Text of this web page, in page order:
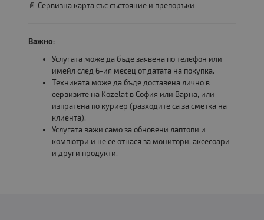
📄 Сервизна карта със състояние и препоръки
Важно:
Услугата може да бъде заявена по телефон или
имейл след 6-ия месец от датата на покупка.
Техниката може да бъде доставена лично в
сервизите на Kozelat в София или Варна, или
изпратена по куриер (разходите са за сметка на
клиента).
Услугата важи само за обновени лаптопи и
компютри и не се отнася за монитори, аксесоари
и други продукти.